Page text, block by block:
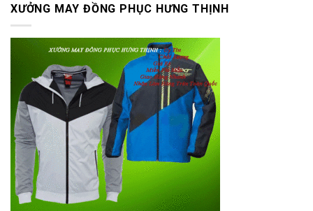
XƯỞNG MAY ĐỒNG PHỤC HƯNG THỊNH